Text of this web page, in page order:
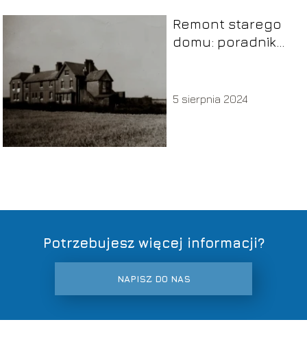
Remont starego
domu: poradnik
5 sierpnia 2024
Potrzebujesz więcej informacji?
NAPISZ DO NAS